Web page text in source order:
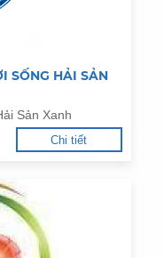
SỐNG HẢI SẢN
Sản Xanh
Chi tiết